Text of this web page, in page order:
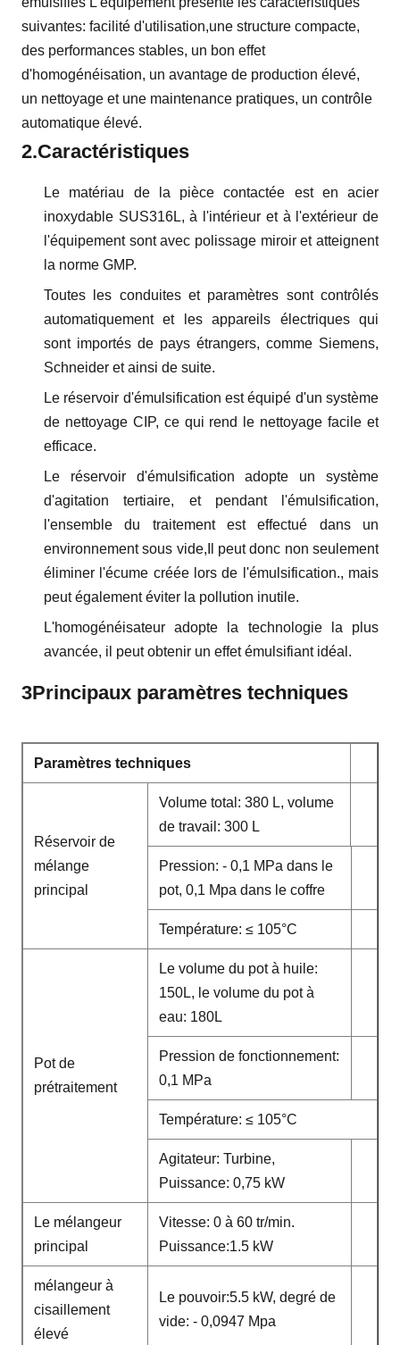
suivantes: facilité d'utilisation,une structure compacte,
des performances stables, un bon effet
d'homogénéisation, un avantage de production élevé,
un nettoyage et une maintenance pratiques, un contrôle
automatique élevé.
2.Caractéristiques
Le matériau de la pièce contactée est en acier
inoxydable SUS316L, à l'intérieur et à l'extérieur de
l'équipement sont avec polissage miroir et atteignent
la norme GMP.
Toutes les conduites et paramètres sont contrôlés
automatiquement et les appareils électriques qui
sont importés de pays étrangers, comme Siemens,
Schneider et ainsi de suite.
Le réservoir d'émulsification est équipé d'un système
de nettoyage CIP, ce qui rend le nettoyage facile et
efficace.
Le réservoir d'émulsification adopte un système
d'agitation tertiaire, et pendant l'émulsification,
l'ensemble du traitement est effectué dans un
environnement sous vide,Il peut donc non seulement
éliminer l'écume créée lors de l'émulsification., mais
peut également éviter la pollution inutile.
L'homogénéisateur adopte la technologie la plus
avancée, il peut obtenir un effet émulsifiant idéal.
3Principaux paramètres techniques
Paramètres techniques
Réservoir de
mélange
principal
Volume total: 380 L, volume
de travail: 300 L
Pression: - 0,1 MPa dans le
pot, 0,1 Mpa dans le coffre
Température: ≤ 105°C
Pot de
prétraitement
Le volume du pot à huile:
150L, le volume du pot à
eau: 180L
Pression de fonctionnement:
0,1 MPa
Température: ≤ 105°C
Agitateur: Turbine,
Puissance: 0,75 kW
Le mélangeur
principal
Vitesse: 0 à 60 tr/min.
Puissance:1.5 kW
mélangeur à
cisaillement
élevé
Le pouvoir:5.5 kW, degré de
vide: - 0,0947 Mpa